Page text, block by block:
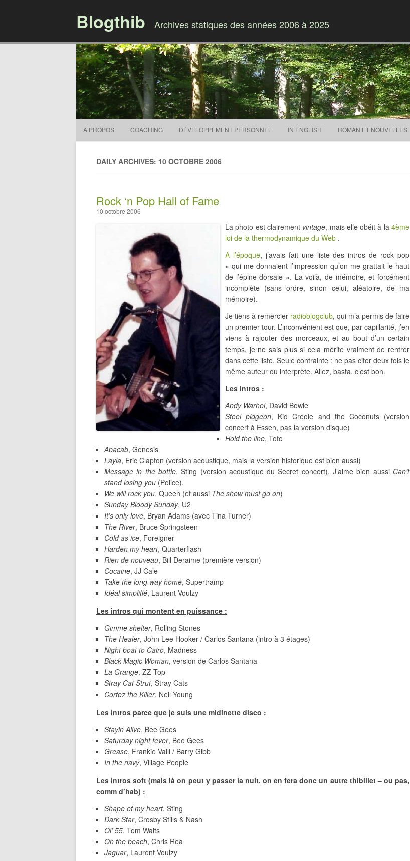
Blogthib Archives statiques des années 2006 à 2025
À PROPOS COACHING DÉVELOPPEMENT PERSONNEL IN ENGLISH ROMAN ET NOUVELLES
DAILY ARCHIVES: 10 OCTOBRE 2006
Rock ‘n Pop Hall of Fame
10 octobre 2006
La photo est clairement vintage, mais elle obéit à la 4ème
loi de la thermodynamique du Web .
A l’époque, j’avais fait une liste des intros de rock pop
« qui me donnaient l’impression qu’on me grattait le haut
de l’épine dorsale ». La voilà, de mémoire, et forcément
incomplète (sans ordre, sinon celui, aléatoire, de ma
mémoire).
Je tiens à remercier radioblogclub, qui m’a permis de faire
un premier tour. L’inconvénient est que, par capillarité, j’en
viens à rajouter des morceaux, et au bout d’un certain
temps, je ne sais plus si cela mérite vraiment de rentrer
dans cette liste. Seule contrainte : ne pas citer deux fois le
même auteur ou interprète. Allez, basta, c’est bon.
Les intros :
Andy Warhol, David Bowie
Stool pidgeon, Kid Creole and the Coconuts (version
concert à Essen, pas la version disque)
Hold the line, Toto
Abacab, Genesis
Layla, Eric Clapton (version acoustique, mais la version historique est bien aussi)
Message in the bottle, Sting (version acoustique du Secret concert). J’aime bien aussi Can’t
stand losing you (Police).
We will rock you, Queen (et aussi The show must go on)
Sunday Bloody Sunday, U2
It’s only love, Bryan Adams (avec Tina Turner)
The River, Bruce Springsteen
Cold as ice, Foreigner
Harden my heart, Quarterflash
Rien de nouveau, Bill Deraime (première version)
Cocaine, JJ Cale
Take the long way home, Supertramp
Idéal simplifié, Laurent Voulzy
Les intros qui montent en puissance :
Gimme shelter, Rolling Stones
The Healer, John Lee Hooker / Carlos Santana (intro à 3 étages)
Night boat to Cairo, Madness
Black Magic Woman, version de Carlos Santana
La Grange, ZZ Top
Stray Cat Strut, Stray Cats
Cortez the Killer, Neil Young
Les intros parce que je suis une midinette disco :
Stayin Alive, Bee Gees
Saturday night fever, Bee Gees
Grease, Frankie Valli / Barry Gibb
In the navy, Village People
Les intros soft (mais là on peut y passer la nuit, on en fera donc un autre thibillet – ou pas,
comm d’hab) :
Shape of my heart, Sting
Dark Star, Crosby Stills & Nash
Ol’ 55, Tom Waits
On the beach, Chris Rea
Jaguar, Laurent Voulzy